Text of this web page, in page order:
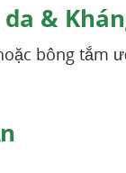
&
bông tắm